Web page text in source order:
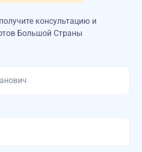
консультацию и
Большой Страны